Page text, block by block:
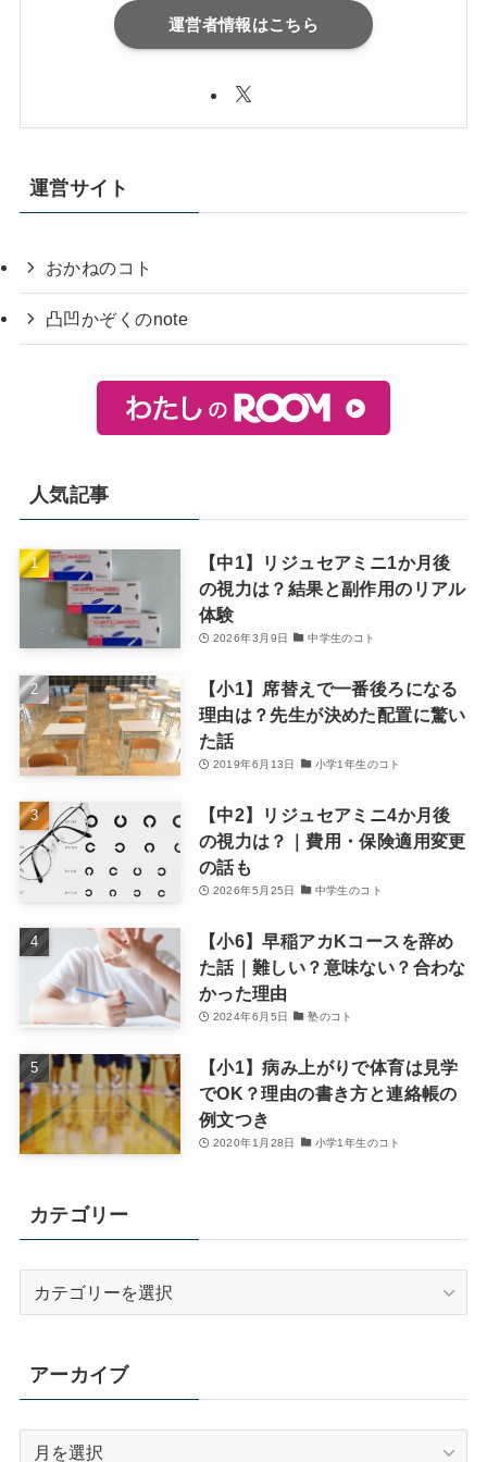
運営者情報はこちら
運営サイト
おかねのコト
凸凹かぞくのnote
人気記事
【中1】リジュセアミニ1か月後
の視力は？結果と副作用のリアル
体験
2026年3月9日 中学生のコト
【小1】席替えで一番後ろになる
理由は？先生が決めた配置に驚い
た話
2019年6月13日 小学1年生のコト
【中2】リジュセアミニ4か月後
の視力は？｜費用・保険適用変更
の話も
2026年5月25日 中学生のコト
【小6】早稲アカKコースを辞め
た話｜難しい？意味ない？合わな
かった理由
2024年6月5日 塾のコト
【小1】病み上がりで体育は見学
でOK？理由の書き方と連絡帳の
例文つき
2020年1月28日 小学1年生のコト
カテゴリー
ー
アーカイブ